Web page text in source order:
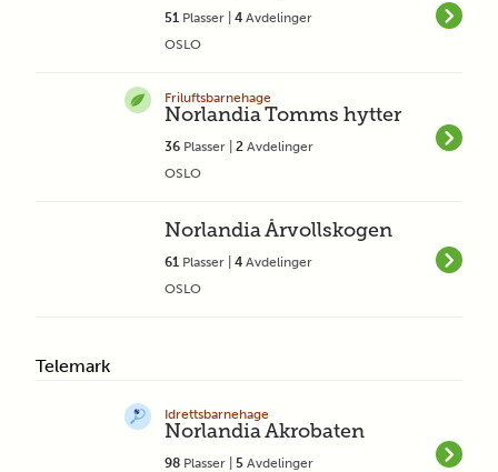
51 Plasser | 4 Avdelinger
OSLO
Friluftsbarnehage
Norlandia Tomms hytter
36 Plasser | 2 Avdelinger
OSLO
Norlandia Årvollskogen
61 Plasser | 4 Avdelinger
OSLO
Telemark
Idrettsbarnehage
Norlandia Akrobaten
98 Plasser | 5 Avdelinger